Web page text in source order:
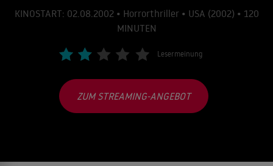
KINOSTART: 02.08.2002 • Horrorthriller • USA (2002) • 120
MINUTEN
Lesermeinung
ZUM STREAMING-ANGEBOT